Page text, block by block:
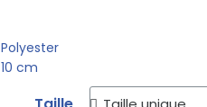
Polyester
10 cm